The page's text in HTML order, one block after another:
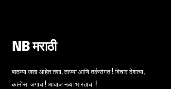
NB मराठी
बातम्या जशा आहेत तशा, ताज्या आणि तर्कसंगत ! विचार देशाचा,
कानोसा जगाचा! आवाज नव्या भारताचा !